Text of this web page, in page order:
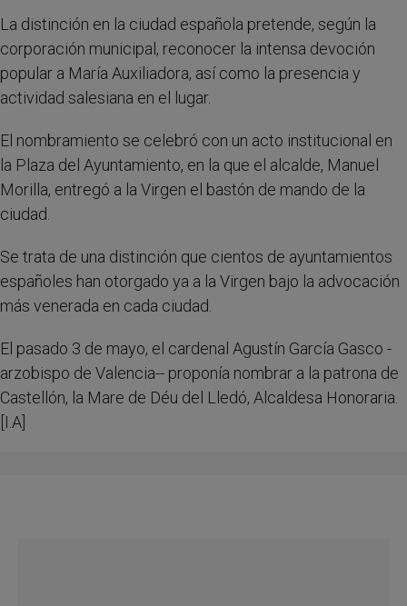
La distinción en la ciudad española pretende, según la
corporación municipal, reconocer la intensa devoción
popular a María Auxiliadora, así como la presencia y
actividad salesiana en el lugar.
El nombramiento se celebró con un acto institucional en
la Plaza del Ayuntamiento, en la que el alcalde, Manuel
Morilla, entregó a la Virgen el bastón de mando de la
ciudad.
Se trata de una distinción que cientos de ayuntamientos
españoles han otorgado ya a la Virgen bajo la advocación
más venerada en cada ciudad.
El pasado 3 de mayo, el cardenal Agustín García Gasco -
arzobispo de Valencia-- proponía nombrar a la patrona de
Castellón, la Mare de Déu del Lledó, Alcaldesa Honoraria.
[I.A]